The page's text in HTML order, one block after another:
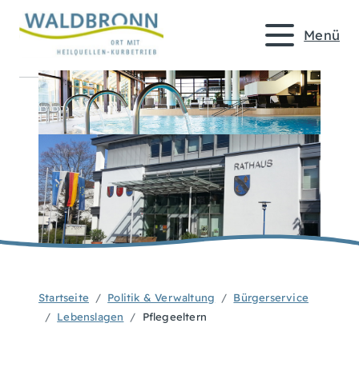
Menü
Startseite Politik & Verwaltung
Bürgerservice
Lebenslagen
Pflegeeltern